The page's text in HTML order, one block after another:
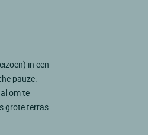
in een
pauze.
om te
grote terras